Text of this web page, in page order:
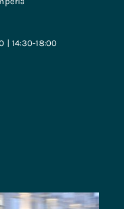
| 14:30-18:00